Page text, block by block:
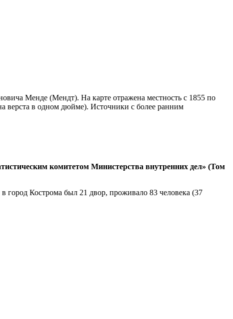
Менде (Мендт). На карте отражена местность с 1855 по
верста в одном дюйме). Источники с более ранним
комитетом Министерства внутренних дел» (Том
город Кострома был 21 двор, проживало 83 человека (37